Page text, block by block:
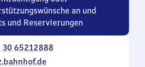
an und
und Reservierungen
30 65212888